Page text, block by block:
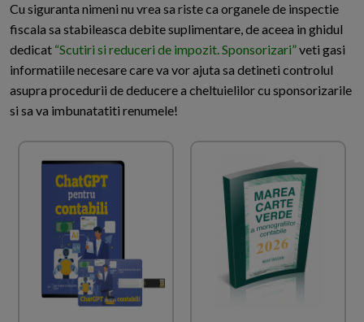
Cu siguranta nimeni nu vrea sa riste ca organele de inspectie
fiscala sa stabileasca debite suplimentare, de aceea in ghidul
dedicat “Scutiri si reduceri de impozit. Sponsorizari”veti gasi
informatiile necesare care va vor ajuta sa detineti controlul
asupra procedurii de deducere a cheltuielilor cu sponsorizarile
si sa va imbunatatiti renumele!